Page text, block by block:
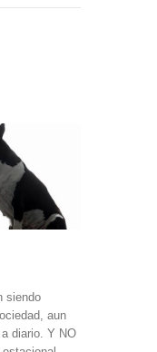
siendo
aun
diario. Y NO